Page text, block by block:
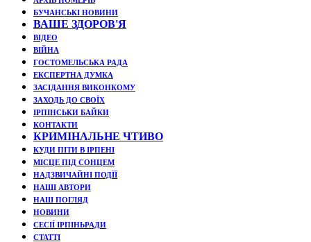
БУЧАНСЬКІ НОВИНИ
ВАШЕ ЗДОРОВ'Я
ВІДЕО
ВІЙНА
ГОСТОМЕЛЬСЬКА РАДА
ЕКСПЕРТНА ДУМКА
ЗАСІДАННЯ ВИКОНКОМУ
ЗАХОДЬ ДО СВОЇХ
ІРПІНСЬКИ БАЙКИ
КОНТАКТИ
КРИМІНАЛЬНЕ ЧТИВО
КУДИ ПІТИ В ІРПЕНІ
МІСЦЕ ПІД СОНЦЕМ
НАДЗВИЧАЙНІ ПОДЇЇ
НАШІ АВТОРИ
НАШ ПОГЛЯД
НОВИНИ
СЕСІЇ ІРПІНЬРАДИ
СТАТТІ